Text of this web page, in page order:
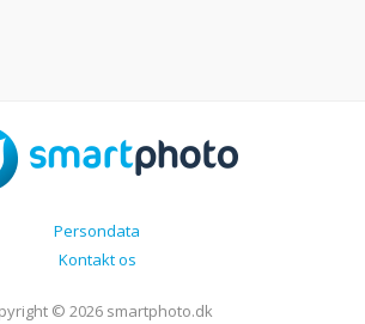
Persondata
Kontakt os
© 2026 smartphoto.dk